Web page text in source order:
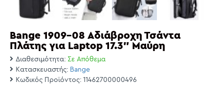
Bange 1909-08 Αδιάβροχη Τσάντα
Πλάτης για Laptop 17.3" Μαύρη
Διαθεσιμότητα: Σε Απόθεμα
Κατασκευαστής: Bange
Κωδικός Προϊόντος: 11462700000496